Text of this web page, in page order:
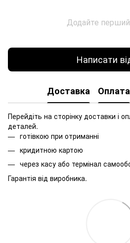
Додайте перший
Написати
Доставка Оплата
Перейдіть на сторінку доставки і
деталей.
готівкою при отриманні
кридитною картою
через касу або термінал
Гарантія від виробника.